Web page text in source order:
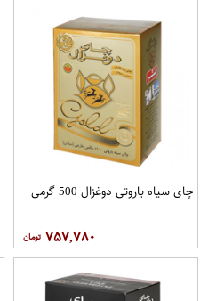
چای سیاه باروتی دوغزال 500 گرمی
۷۵۷,۷۸۰